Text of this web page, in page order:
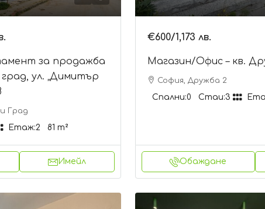
за продажба
ул. „Димитър
Град
Етаж:2 81 m²
Имейл
€600/1,173 лв.
Магазин/Офис – кв.
София, Дружба 2
Спални:0 Стаи:3
Обаждане